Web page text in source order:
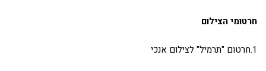
חרטומי הצילום
1.חרטום "תרמיל" לצילום אנכי